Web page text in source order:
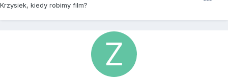
Krzysiek, kiedy robimy film?